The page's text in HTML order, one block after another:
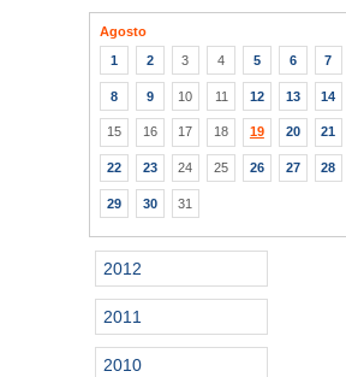
Agosto
1
2 3 4 5 6 7
8 9 10 11 12 13 14
15 16 17 18 19 20 21
22 23 24 25 26 27 28
29 30 31
2012
2011
2010